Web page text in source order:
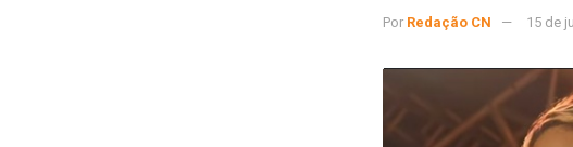
Por Redação CN 15 de